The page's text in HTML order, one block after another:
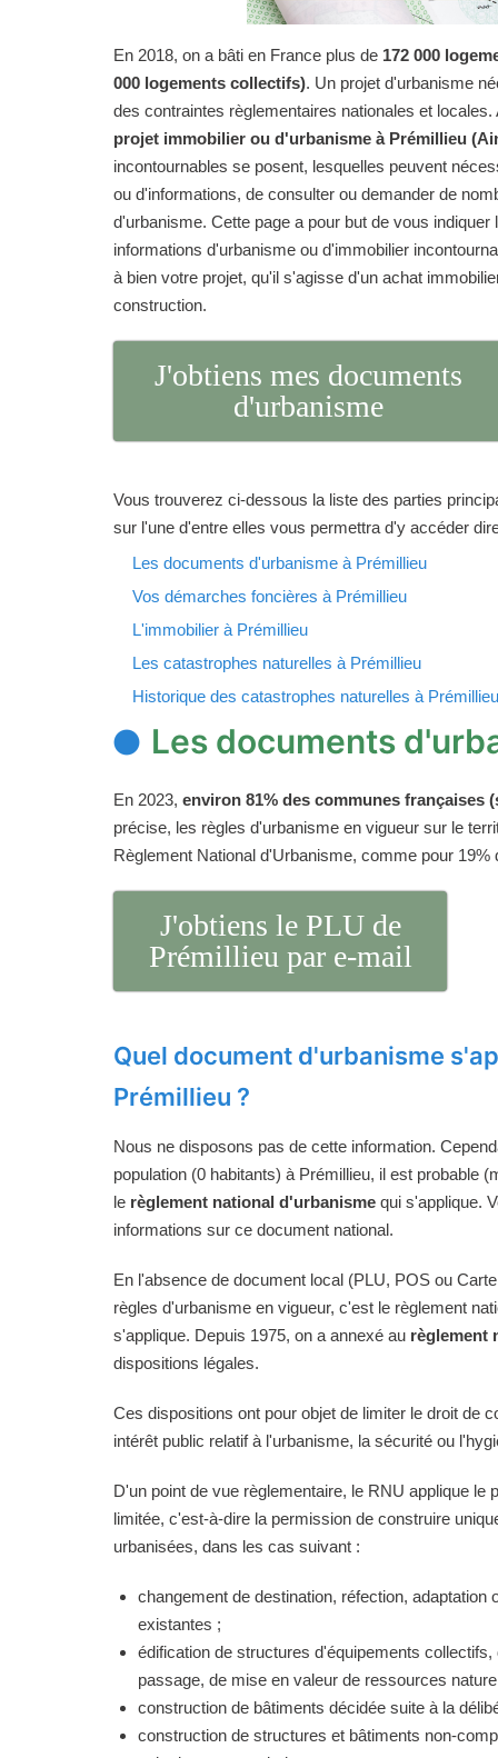
En 2018, on a bâti en France plus de 172 000
000 logements collectifs). Un projet d'urbanisme
des contraintes règlementaires nationales et
projet immobilier ou d'urbanisme à Prémillieu
incontournables se posent, lesquelles peuvent
ou d'informations, de consulter ou demander de
d'urbanisme. Cette page a pour but de vous
informations d'urbanisme ou d'immobilier
à bien votre projet, qu'il s'agisse d'un achat
construction.
J'obtiens mes documents
d'urbanisme
Vous trouverez ci-dessous la liste des parties
sur l'une d'entre elles vous permettra d'y accéder
Les documents d'urbanisme à Prémillieu
Vos démarches foncières à Prémillieu
L'immobilier à Prémillieu
Les catastrophes naturelles à Prémillieu
Historique des catastrophes naturelles à Prémillieu
Les documents
En 2023, environ 81% des communes françaises
précise, les règles d'urbanisme en vigueur sur le
Règlement National d'Urbanisme, comme pour
J'obtiens le PLU de
Prémillieu par e-mail
Quel document d'urbanisme
Prémillieu ?
Nous ne disposons pas de cette information.
population (0 habitants) à Prémillieu, il est probable
le règlement national d'urbanisme qui s'applique.
informations sur ce document national.
En l'absence de document local (PLU, POS ou
règles d'urbanisme en vigueur, c'est le règlement
s'applique. Depuis 1975, on a annexé au règlement
dispositions légales.
Ces dispositions ont pour objet de limiter le droit de
intérêt public relatif à l'urbanisme, la sécurité ou
D'un point de vue règlementaire, le RNU applique le
limitée, c'est-à-dire la permission de construire
urbanisées, dans les cas suivant :
changement de destination, réfection, adaptation
existantes ;
édification de structures d'équipements
passage, de mise en valeur de ressources
construction de bâtiments décidée suite à la
construction de structures et bâtiments non-